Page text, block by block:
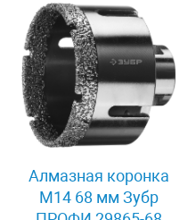
Алмазная коронка
М14 68 мм Зубр